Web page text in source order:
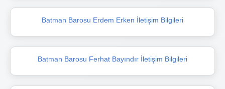
Batman Barosu Erdem Erken İletişim Bilgileri
Batman Barosu Ferhat Bayındır İletişim Bilgileri